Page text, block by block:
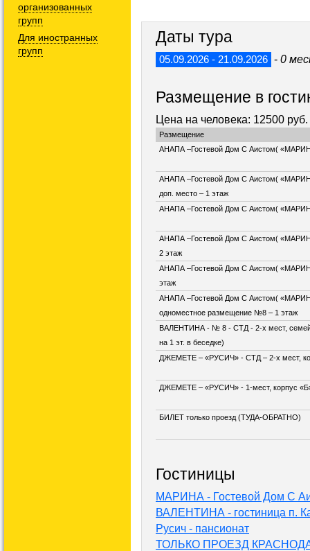
Даты тура
05.09.2026 - 21.09.2026 - 0
Размещение в
Цена на человека: 12500 руб.
Размещение
АНАПА –Гостевой Дом С Аистом(
АНАПА –Гостевой Дом С Аистом(
доп. место – 1 этаж
АНАПА –Гостевой Дом С Аистом(
АНАПА –Гостевой Дом С Аистом(
2 этаж
АНАПА –Гостевой Дом С Аистом(
этаж
АНАПА –Гостевой Дом С Аистом(
одноместное размещение №8 – 1 этаж
ВАЛЕНТИНА - № 8 - СТД - 2-х мест,
на 1 эт. в беседке)
ДЖЕМЕТЕ – «РУСИЧ» - СТД – 2-х мест,
ДЖЕМЕТЕ – «РУСИЧ» - 1-мест, корпус
БИЛЕТ только проезд (ТУДА-ОБРАТНО)
Гостиницы
МАРИНА - Гостевой Дом С
ВАЛЕНТИНА - гостиница п.
Русич - пансионат
ТОЛЬКО ПРОЕЗД
организованных
групп
Для иностранных
групп